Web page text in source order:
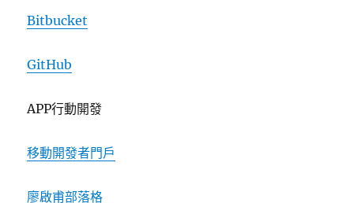
Bitbucket
GitHub
APP行動開發
移動開發者門戶
廖啟甫部落格